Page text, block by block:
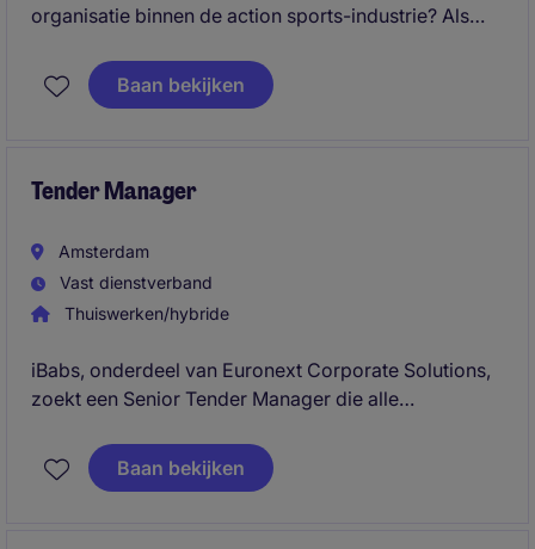
organisatie binnen de action sports-industrie? Als
het nauwkeurig beheren van de financiële
administratie en ondersteun je de dagelijkse
Baan bekijken
Tender Manager
Amsterdam
Vast dienstverband
Thuiswerken/hybride
iBabs, onderdeel van Euronext Corporate Solutions,
zoekt een Senior Tender Manager die alle
en Go/No-Go-beslissingen tot het indienen van
winnende offertes. Je hebt minimaal 5 jaar ervaring in
Baan bekijken